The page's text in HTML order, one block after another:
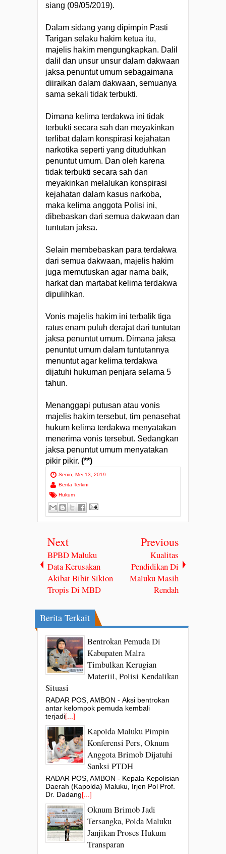
siang (09/05/2019).
Dalam sidang yang dipimpin Pasti
Tarigan selaku hakim ketua itu,
majelis hakim mengungkapkan. Dalil
dalil dan unsur unsur dalam dakwaan
jaksa penuntut umum sebagaimana
diiraikan dalam dakwaan, semuanya
sama sekali tidak terbukti.
Dimana kelima terdakwa ini tidak
terbukti secara sah dan meyakinkan
terlibat dalam konspirasi kejahatan
narkotika seperti yang dituduhkan
penuntut umum. Dan oleh karena
tidak terbukti secara sah dan
meyakinkan melalukan konspirasi
kejahatan dalam kasus narkoba,
maka kelima anggota Polisi ini,
dibebaskan dari semua dakwaan dan
tuntutan jaksa.
Selain membebaskan para terdakwa
dari semua dakwaan, majelis hakim
juga memutuskan agar nama baik,
harkat dan martabat kelima terdakwa
dipulihkan.
Vonis majelis hakim ini terbalik tiga
ratus enam puluh derajat dari tuntutan
jaksa penuntut umum. Dimana jaksa
penuntut umum dalam tuntutannya
menuntut agar kelima terdakwa
dijatuhi hukuman penjara selama 5
tahun.
Menanggapi putusan atau vonis
majelis hakim tersebut, tim penasehat
hukum kelima terdakwa menyatakan
menerima vonis tersebut. Sedangkan
jaksa penuntut umum menyatakan
pikir pikir. (**)
Senin, Mei 13, 2019
Berita Terkini
Hukum
Next
BPBD Maluku
Data Kerusakan
Akibat Bibit Siklon
Tropis Di MBD
Previous
Kualitas
Pendidikan Di
Maluku Masih
Rendah
Berita Terkait
Bentrokan Pemuda Di
Kabupaten Malra
Timbulkan Kerugian
Materiil, Polisi Kendalikan
Situasi
RADAR POS, AMBON - Aksi bentrokan
antar kelompok pemuda kembali
terjadi[...]
Kapolda Maluku Pimpin
Konferensi Pers, Oknum
Anggota Brimob Dijatuhi
Sanksi PTDH
RADAR POS, AMBON - Kepala Kepolisian
Daerah (Kapolda) Maluku, Irjen Pol Prof.
Dr. Dadang[...]
Oknum Brimob Jadi
Tersangka, Polda Maluku
Janjikan Proses Hukum
Transparan